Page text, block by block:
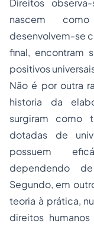
Direitos
nascem
desenvolvem-se
final, encontram
positivos
Não é por outra
historia da
surgiram como
dotadas de
possuem
dependendo
Segundo, em
teoria à prática,
direitos